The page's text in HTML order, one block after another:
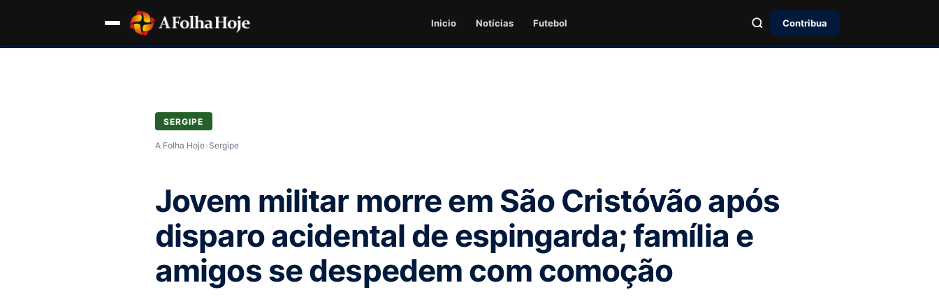
Inicio Notícias Futebol Contribua
SERGIPE
A Folha Hoje› Sergipe
Jovem militar morre em São Cristóvão após
disparo acidental de espingarda; família e
amigos se despedem com comoção